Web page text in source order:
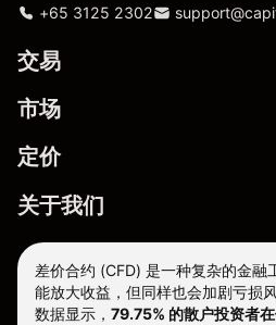
+65 3125 2302
交易
市场
定价
关于我们
差价合约 (CFD) 是一种复杂的金融
能放大收益，但同样也会加剧亏损
数据显示， 79.75% 的散户投资者